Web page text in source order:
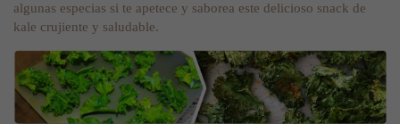
algunas especias si te apetece y saborea este delicioso snack de
kale crujiente y saludable.